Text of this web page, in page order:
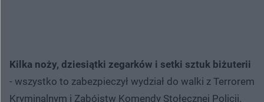
Kilka noży, dziesiątki zegarków i setki sztuk biżuterii
- wszystko to zabezpieczył wydział do walki z Terrorem
Kryminalnym i Zabójstw Komendy Stołecznej Policji.